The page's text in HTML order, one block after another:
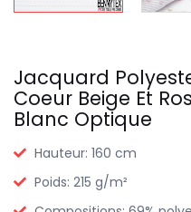
Jacquard
Coeur Beige Et
Blanc Optique
Hauteur: 160 cm
Poids: 215 g/m²